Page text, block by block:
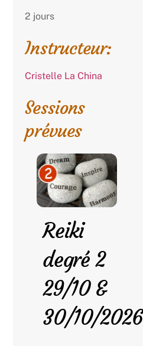
2 jours
Instructeur:
Cristelle La China
Sessions
prévues
Reiki
degré 2
29/10 &
30/10/2026